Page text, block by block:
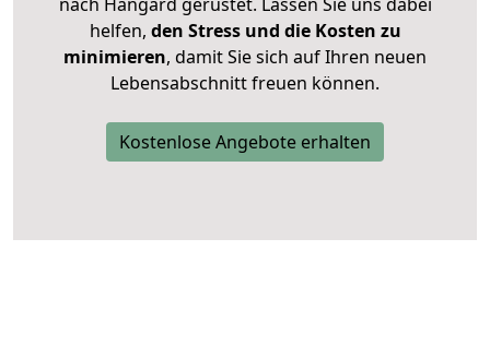
helfen, den Stress und die Kosten zu
minimieren, damit Sie sich auf Ihren neuen
Lebensabschnitt freuen können.
Kostenlose Angebote erhalten